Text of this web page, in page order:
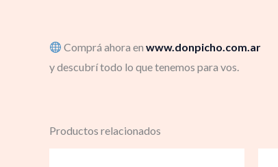
Comprá ahora enwww.donpicho.com.ar
y descubrí todo lo que tenemos para vos.
Productos relacionados